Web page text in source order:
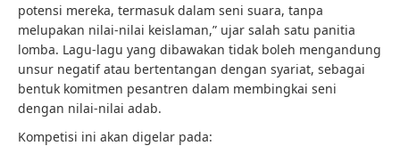
potensi mereka, termasuk dalam seni suara, tanpa
melupakan nilai-nilai keislaman,” ujar salah satu panitia
lomba. Lagu-lagu yang dibawakan tidak boleh mengandung
unsur negatif atau bertentangan dengan syariat, sebagai
bentuk komitmen pesantren dalam membingkai seni
dengan nilai-nilai adab.
Kompetisi ini akan digelar pada: